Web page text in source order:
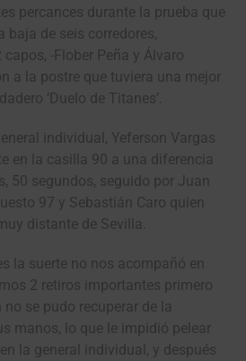
percances durante la prueba que
baja de seis corredores,
-Flober Peña y Álvaro
a la postre que tuviera una mejor
‘Duelo de Titanes’.
individual, Yeferson Vargas
en la casilla 90 a una diferencia
50 segundos, seguido por Juan
97 y Sebastián Caro quien
distante de Sevilla.
la suerte no nos acompañó en
2 retiros importantes primero
se pudo recuperar de la
manos, lo que le impidió pelear
la general individual, y después